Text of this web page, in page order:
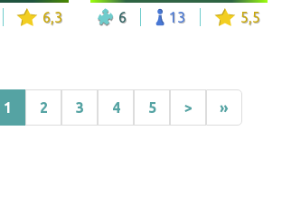
6,3 6 13 5,5
1 2 3 4 5 > »